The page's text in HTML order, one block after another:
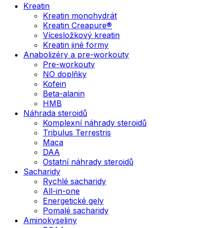
Kreatin
Kreatin monohydrát
Kreatin Creapure®
Vícesložkový kreatin
Kreatin jiné formy
Anabolizéry a pre-workouty
Pre-workouty
NO doplňky
Kofein
Beta-alanin
HMB
Náhrada steroidů
Komplexní náhrady steroidů
Tribulus Terrestris
Maca
DAA
Ostatní náhrady steroidů
Sacharidy
Rychlé sacharidy
All-in-one
Energetické gely
Pomalé sacharidy
Aminokyseliny